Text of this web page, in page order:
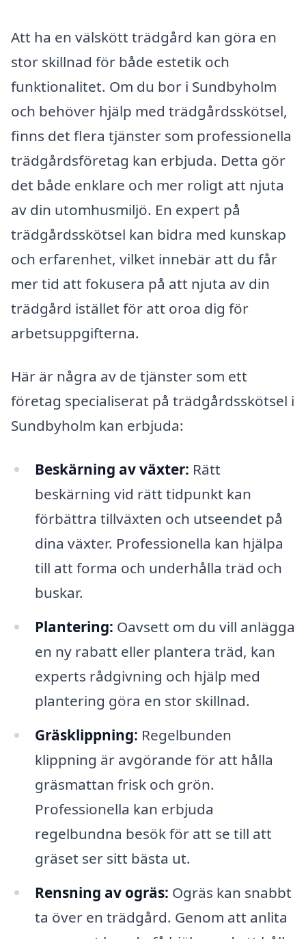
Att ha en välskött trädgård kan göra en
stor skillnad för både estetik och
funktionalitet. Om du bor i Sundbyholm
och behöver hjälp med trädgårdsskötsel,
finns det flera tjänster som professionella
trädgårdsföretag kan erbjuda. Detta gör
det både enklare och mer roligt att njuta
av din utomhusmiljö. En expert på
trädgårdsskötsel kan bidra med kunskap
och erfarenhet, vilket innebär att du får
mer tid att fokusera på att njuta av din
trädgård istället för att oroa dig för
arbetsuppgifterna.
Här är några av de tjänster som ett
företag specialiserat på trädgårdsskötsel i
Sundbyholm kan erbjuda:
Beskärning av växter: Rätt
beskärning vid rätt tidpunkt kan
förbättra tillväxten och utseendet på
dina växter. Professionella kan hjälpa
till att forma och underhålla träd och
buskar.
Plantering: Oavsett om du vill anlägga
en ny rabatt eller plantera träd, kan
experts rådgivning och hjälp med
plantering göra en stor skillnad.
Gräsklippning: Regelbunden
klippning är avgörande för att hålla
gräsmattan frisk och grön.
Professionella kan erbjuda
regelbundna besök för att se till att
gräset ser sitt bästa ut.
Rensning av ogräs: Ogräs kan snabbt
ta över en trädgård. Genom att anlita